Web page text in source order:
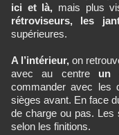
ici et là, mais plus
rétroviseurs, les
supérieures.
A l’intérieur, on
avec au centre un
commander avec les
sièges avant. En face
de charge ou pas.
selon les finitions.